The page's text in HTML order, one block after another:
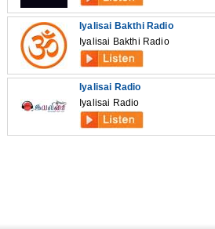
Iyalisai Bakthi Radio
Iyalisai Bakthi Radio
Iyalisai Radio
Iyalisai Radio